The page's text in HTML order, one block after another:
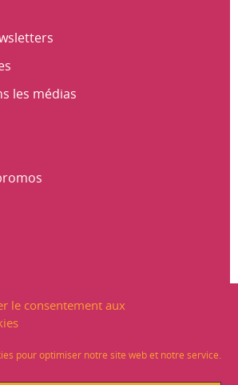
le consentement aux
pour optimiser notre site web et notre service.
les médias
newsletter